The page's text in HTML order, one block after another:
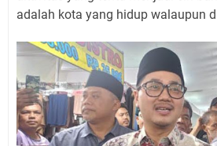
adalah kota yang hidup walaupun